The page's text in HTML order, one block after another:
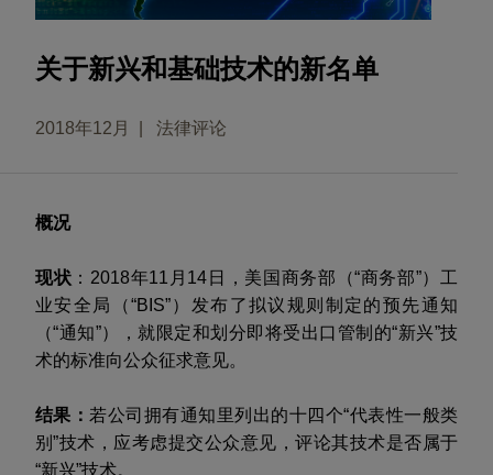
关于新兴和基础技术的新名单
2018年12月 法律评论
概况
现状 ：2018年11月14日，美国商务部（“商务部”）工
业安全局（“BIS”）发布了拟议规则制定的预先通知
（“通知”），就限定和划分即将受出口管制的“新兴”技
术的标准向公众征求意见。
结果： 若公司拥有通知里列出的十四个“代表性一般类
别”技术，应考虑提交公众意见，评论其技术是否属于
“新兴”技术。